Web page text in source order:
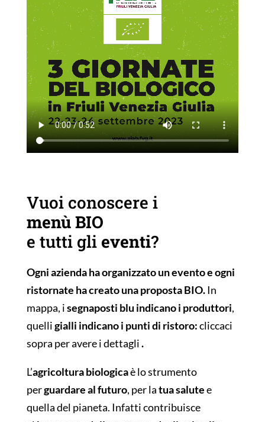
Vuoi conoscere i
menù BIO
e tutti gli eventi?
Ogni azienda ha organizzato un evento e ogni
ristornate ha creato una proposta BIO.In
mappa, isegnaposti blu indicano i produttori,
quelligialli indicano i punti di ristoro:cliccaci
sopra per avere i dettagli.
L’agricoltura biologicaè lo strumento
perguardare al futuro, per latuasalutee
quella del pianeta. Infatti contribuisce